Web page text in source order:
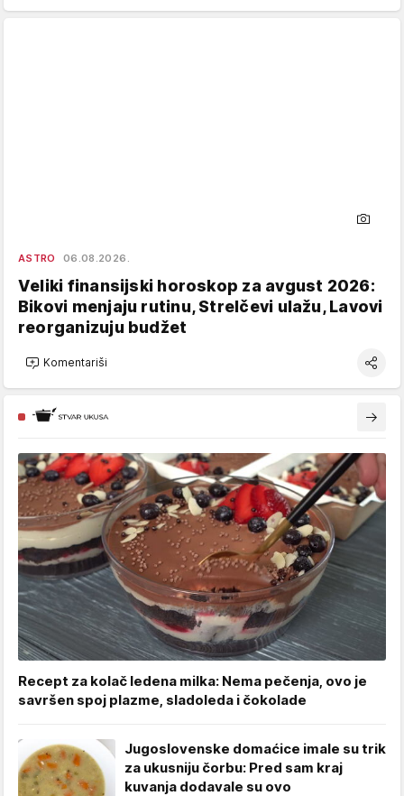
ASTRO 06.08.2026.
Veliki finansijski horoskop za avgust 2026:
Bikovi menjaju rutinu, Strelčevi ulažu, Lavovi
reorganizuju budžet
Komentariši
Recept za kolač ledena milka: Nema pečenja, ovo je
savršen spoj plazme, sladoleda i čokolade
Jugoslovenske domaćice imale su trik
za ukusniju čorbu: Pred sam kraj
kuvanja dodavale su ovo